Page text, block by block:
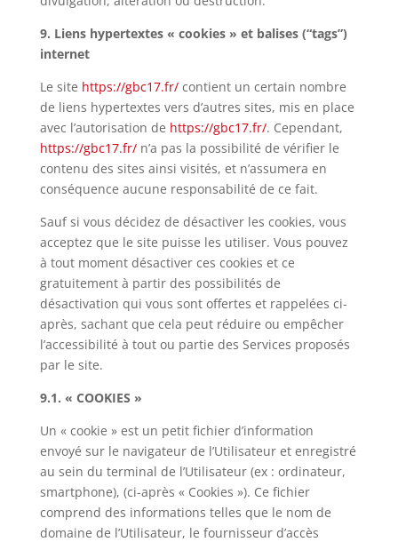
9. Liens hypertextes « cookies » et balises (“tags”)
internet
Le site https://gbc17.fr/ contient un certain nombre
de liens hypertextes vers d’autres sites, mis en place
avec l’autorisation de https://gbc17.fr/. Cependant,
https://gbc17.fr/ n’a pas la possibilité de vérifier le
contenu des sites ainsi visités, et n’assumera en
conséquence aucune responsabilité de ce fait.
Sauf si vous décidez de désactiver les cookies, vous
acceptez que le site puisse les utiliser. Vous pouvez
à tout moment désactiver ces cookies et ce
gratuitement à partir des possibilités de
désactivation qui vous sont offertes et rappelées ci-
après, sachant que cela peut réduire ou empêcher
l’accessibilité à tout ou partie des Services proposés
par le site.
9.1. « COOKIES »
Un « cookie » est un petit fichier d’information
envoyé sur le navigateur de l’Utilisateur et enregistré
au sein du terminal de l’Utilisateur (ex : ordinateur,
smartphone), (ci-après « Cookies »). Ce fichier
comprend des informations telles que le nom de
domaine de l’Utilisateur, le fournisseur d’accès